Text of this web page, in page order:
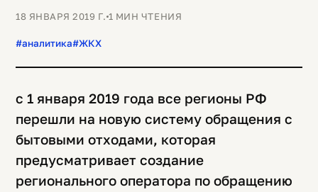
18 ЯНВАРЯ 2019 Г. 1 МИН ЧТЕНИЯ
#аналитика#ЖКХ
с 1 января 2019 года все регионы РФ
перешли на новую систему обращения с
бытовыми отходами, которая
предусматривает создание
регионального оператора по обращению